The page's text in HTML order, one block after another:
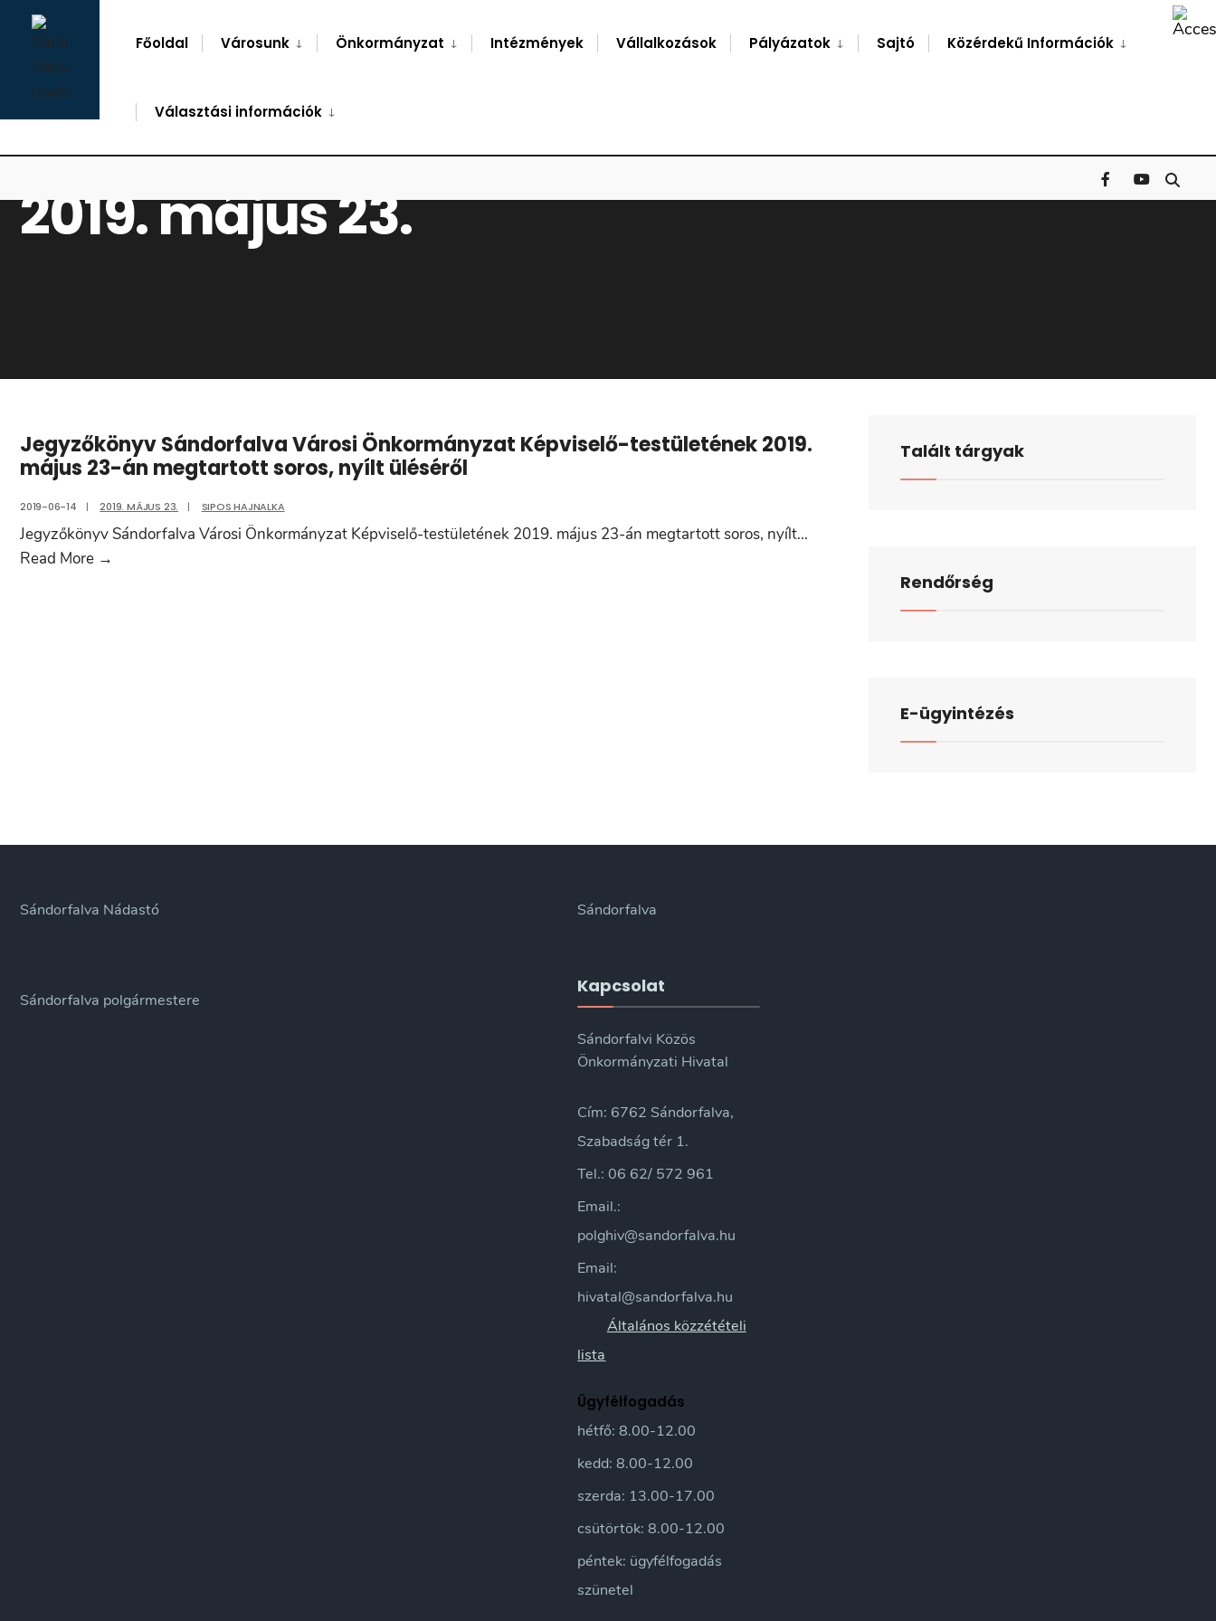
Skip
content
Főoldal Városunk Önkormányzat Intézmények Vállalkozások Pályázatok Sajtó Közérdekű Információk
Választási információk
2019. május 23.
Jegyzőkönyv Sándorfalva Városi Önkormányzat Képviselő-testületének 2019.
május 23-án megtartott soros, nyílt üléséről
2019-06-14 | 2019. MÁJUS 23. | SIPOS HAJNALKA
Jegyzőkönyv Sándorfalva Városi Önkormányzat Képviselő-testületének 2019. május 23-án megtartott soros, nyílt...
Read More →
nyílt
Talált tárgyak
Rendőrség
E-ügyintézés
Sándorfalva Nádastó
Sándorfalva polgármestere
Sándorfalva
Kapcsolat
Sándorfalvi Közös
Önkormányzati Hivatal
Cím: 6762 Sándorfalva,
Szabadság tér 1.
Tel.: 06 62/ 572 961
Email.:
polghiv@sandorfalva.hu
Email:
hivatal@sandorfalva.hu
Általános közzétételi
lista
Ügyfélfogadás
hétfő: 8.00-12.00
kedd: 8.00-12.00
szerda: 13.00-17.00
csütörtök: 8.00-12.00
péntek: ügyfélfogadás
szünetel
Window